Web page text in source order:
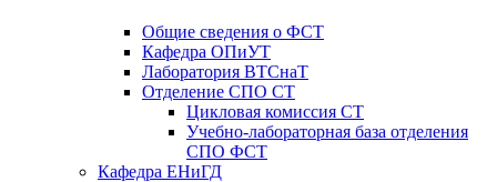
Общие сведения о ФСТ
Кафедра ОПиУТ
Лаборатория ВТСнаТ
Отделение СПО СТ
Цикловая комиссия СТ
Учебно-лабораторная база отделения
СПО ФСТ
Кафедра ЕНиГД